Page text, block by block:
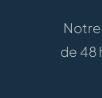
de 48